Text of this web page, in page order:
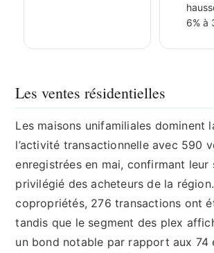
6% à
Les ventes résidentielles
Les maisons unifamiliales dominent
l’activité transactionnelle avec 590
enregistrées en mai, confirmant
privilégié des acheteurs de la
copropriétés, 276 transactions ont
tandis que le segment des plex
un bond notable par rapport aux 74